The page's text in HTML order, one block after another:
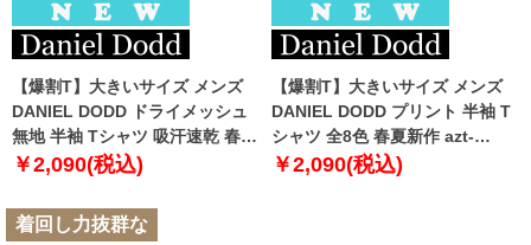
【爆割T】大きいサイズ メンズ
DANIEL DODD ドライメッシュ
無地 半袖 Tシャツ 吸汗速乾 春夏
新作 tjt-2602dry5 【fre】
￥2,090(税込)
【爆割T】大きいサイズ メンズ
DANIEL DODD プリント 半袖 T
シャツ 全8色 春夏新作 azt-
2602pt5 【fre】
￥2,090(税込)
着回し力抜群な